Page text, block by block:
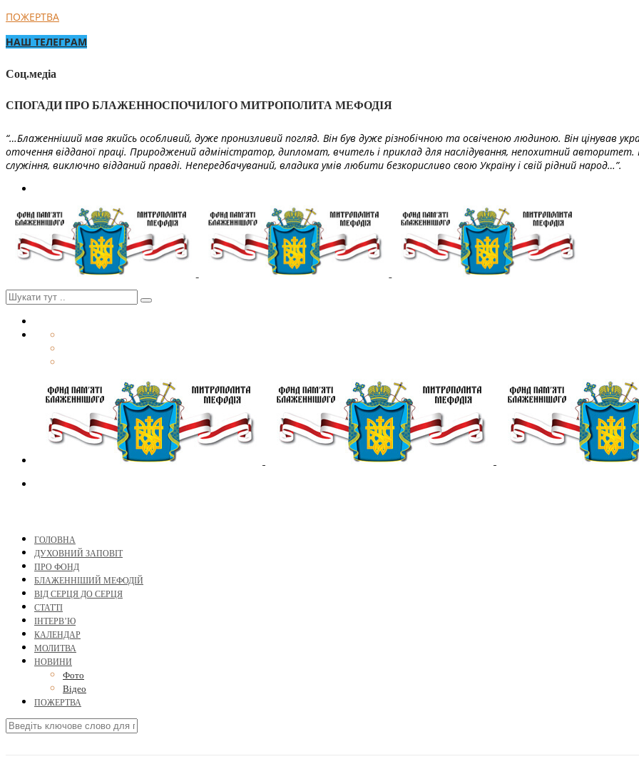
ПОЖЕРТВА
НАШ ТЕЛЕГРАМ
Соц.медіа
СПОГАДИ ПРО БЛАЖЕННОСПОЧИЛОГО МИТРОПОЛИТА МЕФОДІЯ
“…Блаженніший мав якийсь особливий, дуже пронизливий погляд. Він був дуже різнобічною та освіченою людиною. Він цінував
оточення відданої праці. Природжений адміністратор, дипломат, вчитель і приклад для наслідування, непохитний
служіння, виключно відданий правді. Непередбачуваний, владика умів любити безкорисливо свою Україну і свій рідний народ…”.
ГОЛОВНА
ДУХОВНИЙ ЗАПОВІТ
ПРО ФОНД
БЛАЖЕННІШИЙ МЕФОДІЙ
ВІД СЕРЦЯ ДО СЕРЦЯ
СТАТТІ
ІНТЕРВ’Ю
КАЛЕНДАР
МОЛИТВА
НОВИНИ
Фото
Відео
ПОЖЕРТВА